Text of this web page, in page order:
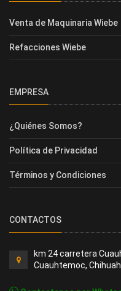
Venta de Maquinaria Wiebe
Refacciones Wiebe
EMPRESA
¿Quiénes Somos?
Política de Privacidad
Términos y Condiciones
CONTACTOS
km 24 carretera
Cuauhtemoc,